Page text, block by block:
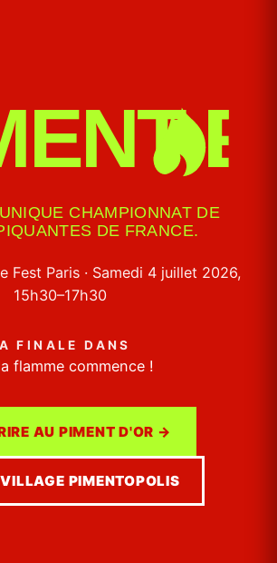
CHAMPIONNAT DE
DE FRANCE.
Fest Paris · Samedi 4 juillet 2026,
15h30–17h30
FINALE DANS
flamme commence !
AU PIMENT D'OR →
PIMENTOPOLIS